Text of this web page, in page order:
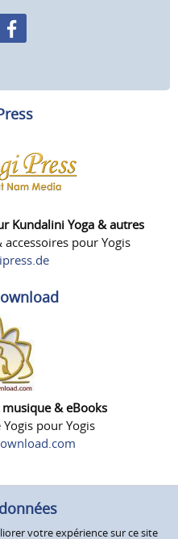
Kundalini Yoga & autres
pour Yogis
& eBooks
pour Yogis
votre expérience sur ce site